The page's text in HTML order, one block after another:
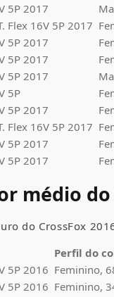
5P 2017
Flex 16V 5P 2017
5P 2017
5P 2017
5P 2017
5P
5P 2017
Flex 16V 5P 2017
5P 2017
5P 2017
médio
do CrossFox
Perfil do
5P 2016 Feminino,
5P 2016 Feminino,